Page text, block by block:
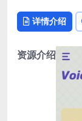
详情介绍
资源介绍